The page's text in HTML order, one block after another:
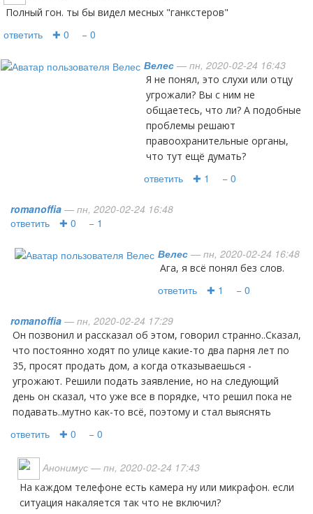
полный гон. ты бы видел месных "ганкстеров"
ответить ✚ 0 − 0
Велес — пн, 2020-02-24 16:43
Я не понял, это слухи или отцу
угрожали? Вы с ним не
общаетесь, что ли? А подобные
проблемы решают
правоохранительные органы,
что тут ещё думать?
ответить ✚ 1 − 0
romanoffia — пн, 2020-02-24 16:48
ответить
✚ 0 − 1
Велес — пн, 2020-02-24 16:48
Ага, я всё понял без слов.
ответить ✚ 1 − 0
romanoffia — пн, 2020-02-24 17:29
Он позвонил и рассказал об этом, говорил странно..Сказал,
что постоянно ходят по улице какие-то два парня лет по
35, просят продать дом, а когда отказываешься -
угрожают. Решили подать заявление, но на следующий
день он сказал, что уже все в порядке, что решил пока не
подавать..мутно как-то всё, поэтому и стал выяснять
ответить ✚ 0 − 0
Анонимус — пн, 2020-02-24 17:43
на каждом телефоне есть камера ну или микрафон. если
ситуация накаляется так что не включил?